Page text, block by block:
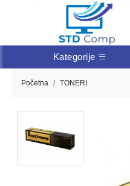
Kategorije
Početna TONERI